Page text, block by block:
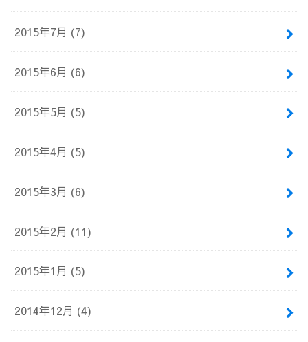
2015年7月 (7)
2015年6月 (6)
2015年5月 (5)
2015年4月 (5)
2015年3月 (6)
2015年2月 (11)
2015年1月 (5)
2014年12月 (4)